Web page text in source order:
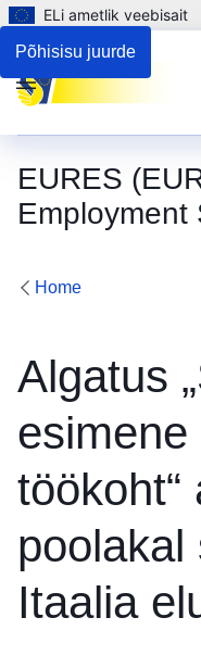
Põhisisu juurde
ELi ametlik veebisait
EURES
Employment
Menu
Home
Algatus
töökoht“
poolakal
Itaalia